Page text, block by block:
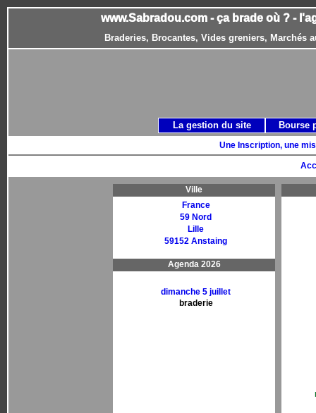
www.Sabradou.com - ça brade où ? -
Braderies, Brocantes, Vides greniers, Marchés
Une Inscription, une
Ville
France
59 Nord
Lille
59152 Anstaing
Agenda 2026
dimanche 5 juillet
braderie
La gestion du site Bourse